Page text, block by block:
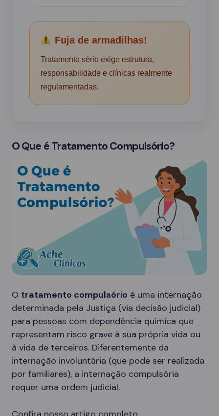
Fuja de armadilhas!
Tratamento sério exige estrutura,
responsabilidade e clínicas realmente
regulamentadas.
O Que é Tratamento Compulsório?
O tratamento compulsório é uma internação
determinada pela Justiça (via decisão judicial)
para pessoas com dependência química que
representam risco grave à sua própria vida ou
à vida de terceiros. Diferentemente da
internação involuntária (que pode ser realizada
por familiares), a internação compulsória
requer uma ordem judicial.